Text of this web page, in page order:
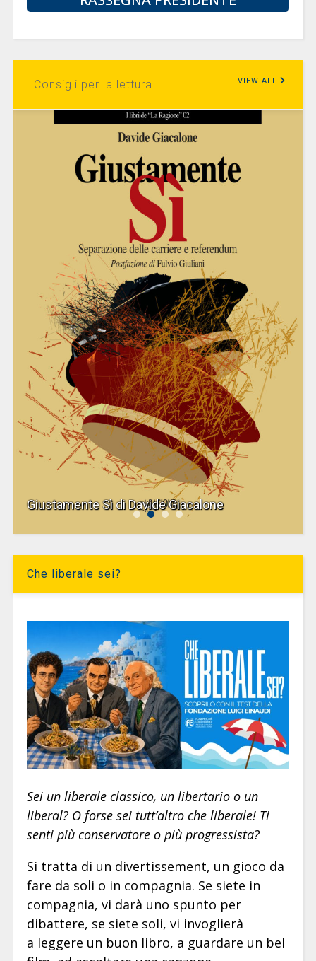
Consigli per la lettura VIEW ALL
Giustamente Sì di Davide Giacalone
Che liberale sei?
Sei un liberale classico, un libertario o un
liberal? O forse sei tutt’altro che liberale! Ti
senti più conservatore o più progressista?
Si tratta di un divertissement, un gioco da
fare da soli o in compagnia. Se siete in
compagnia, vi darà uno spunto per
dibattere, se siete soli, vi invoglierà
a leggere un buon libro, a guardare un bel